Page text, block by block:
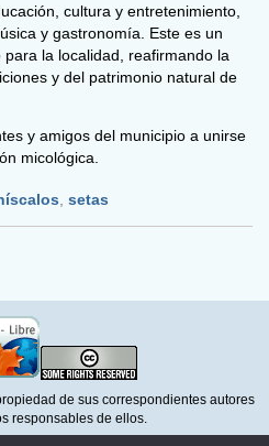
cultura y entretenimiento,
y gastronomía. Este es un
la localidad, reafirmando la
y del patrimonio natural de
y amigos del municipio a unirse
micológica.
setas
de sus correspondientes autores
responsables de ellos.